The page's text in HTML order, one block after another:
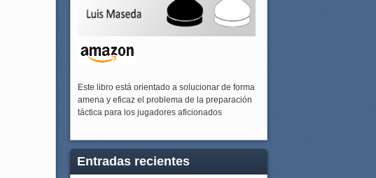
Este libro está orientado a solucionar de forma
amena y eficaz el problema de la preparación
táctica para los jugadores aficionados
Entradas recientes